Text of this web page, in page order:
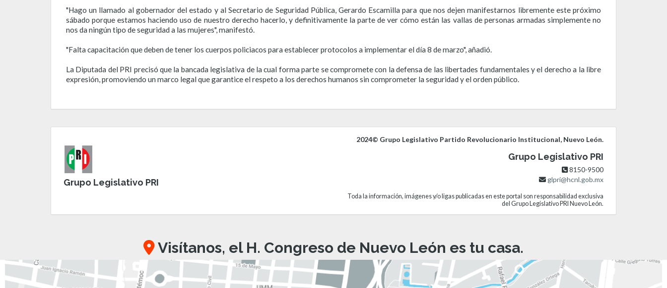
"Hago un llamado al gobernador del estado y al Secretario de Seguridad Pública, Gerardo Escamilla para que nos dejen manifestarnos libremente este próximo
sábado porque estamos haciendo uso de nuestro derecho hacerlo, y definitivamente la parte de ver cómo están las vallas de personas armadas simplemente no
nos da ningún tipo de seguridad a las mujeres", manifestó.
"Falta capacitación que deben de tener los cuerpos policiacos para establecer protocolos a implementar el día 8 de marzo", añadió.
La Diputada del PRI precisó que la bancada legislativa de la cual forma parte se compromete con la defensa de las libertades fundamentales y el derecho a la libre
expresión, promoviendo un marco legal que garantice el respeto a los derechos humanos sin comprometer la seguridad y el orden público.
Grupo Legislativo PRI
2024© Grupo Legislativo Partido Revolucionario Institucional, Nuevo León.
Grupo Legislativo PRI
8150-9500
glpri@hcnl.gob.mx
Toda la información, imágenes y/o ligas publicadas en este portal son responsabilidad exclusiva
del Grupo Legislativo PRI Nuevo León.
Visítanos, el H. Congreso de Nuevo León es tu casa.